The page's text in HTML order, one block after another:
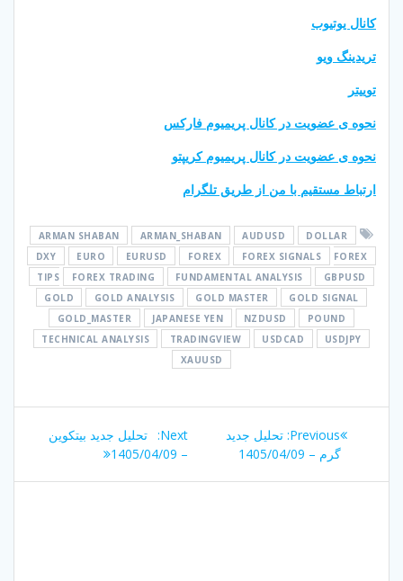
کانال یوتیوب
تریدینگ ویو
توییتر
نحوه ی عضویت در کانال پریمیوم فارکس
نحوه ی عضویت در کانال پریمیوم کریپتو
ارتباط مستقیم با من از طریق تلگرام
ARMAN SHABAN ARMAN_SHABAN AUDUSD
DOLLAR
DXY
EURO EURUSD FOREX FOREX SIGNALS
FOREX
TIPS
FOREX TRADING FUNDAMENTAL ANALYSIS
GBPUSD
GOLD
GOLD ANALYSIS GOLD MASTER
GOLD SIGNAL
GOLD_MASTER
JAPANESE YEN NZDUSD
POUND
TECHNICAL ANALYSIS
TRADINGVIEW USDCAD
USDJPY
XAUUSD
راهبری
نوشته
Previous:
Previous
post:
تحلیل جدید
گرم – 1405/04/09
Next:
Next
post:
تحلیل جدید بیتکوین
– 1405/04/09